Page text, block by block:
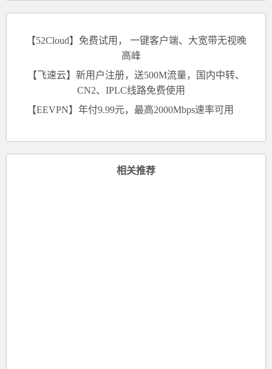
【52Cloud】免费试用， 一键客户端、大宽带无视晚
高峰
【飞速云】新用户注册，送500M流量，国内中转、
CN2、IPLC线路免费使用
【EEVPN】年付9.99元，最高2000Mbps速率可用
相关推荐